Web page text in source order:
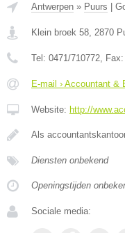
Antwerpen » Puurs
Klein broek 58 2870
Tel: 0471/710772 , Fax:
E-mail › Accountant
Website: http://
Als
Diensten onbekend
Openingstijden
Sociale media: